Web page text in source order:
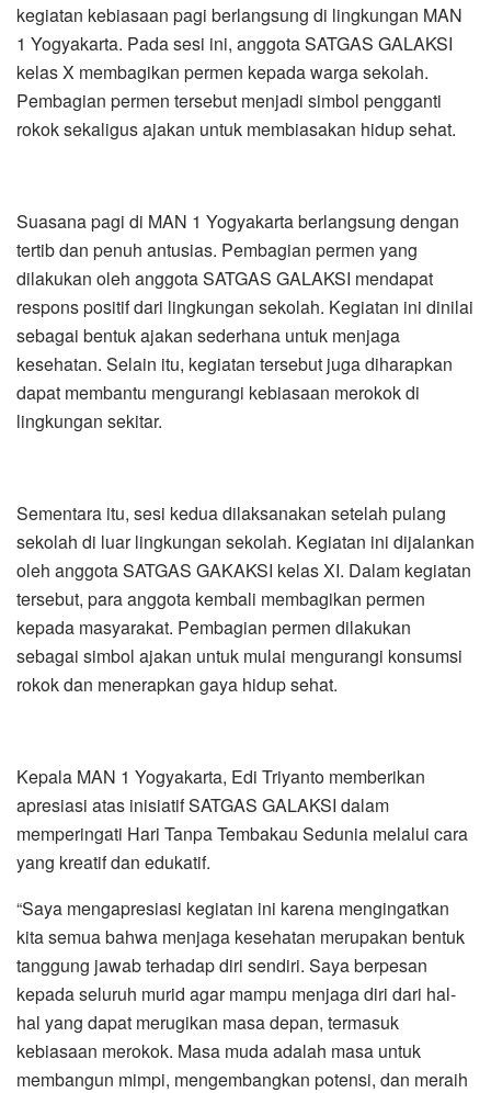
kegiatan kebiasaan pagi berlangsung di lingkungan MAN
1 Yogyakarta. Pada sesi ini, anggota SATGAS GALAKSI
kelas X membagikan permen kepada warga sekolah.
Pembagian permen tersebut menjadi simbol pengganti
rokok sekaligus ajakan untuk membiasakan hidup sehat.
Suasana pagi di MAN 1 Yogyakarta berlangsung dengan
tertib dan penuh antusias. Pembagian permen yang
dilakukan oleh anggota SATGAS GALAKSI mendapat
respons positif dari lingkungan sekolah. Kegiatan ini dinilai
sebagai bentuk ajakan sederhana untuk menjaga
kesehatan. Selain itu, kegiatan tersebut juga diharapkan
dapat membantu mengurangi kebiasaan merokok di
lingkungan sekitar.
Sementara itu, sesi kedua dilaksanakan setelah pulang
sekolah di luar lingkungan sekolah. Kegiatan ini dijalankan
oleh anggota SATGAS GAKAKSI kelas XI. Dalam kegiatan
tersebut, para anggota kembali membagikan permen
kepada masyarakat. Pembagian permen dilakukan
sebagai simbol ajakan untuk mulai mengurangi konsumsi
rokok dan menerapkan gaya hidup sehat.
Kepala MAN 1 Yogyakarta, Edi Triyanto memberikan
apresiasi atas inisiatif SATGAS GALAKSI dalam
memperingati Hari Tanpa Tembakau Sedunia melalui cara
yang kreatif dan edukatif.
“Saya mengapresiasi kegiatan ini karena mengingatkan
kita semua bahwa menjaga kesehatan merupakan bentuk
tanggung jawab terhadap diri sendiri. Saya berpesan
kepada seluruh murid agar mampu menjaga diri dari hal-
hal yang dapat merugikan masa depan, termasuk
kebiasaan merokok. Masa muda adalah masa untuk
membangun mimpi, mengembangkan potensi, dan meraih